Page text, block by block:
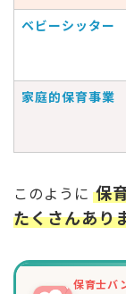
ベビーシッター
家庭的保育事業
このように 保
たくさんあり
保育士バ